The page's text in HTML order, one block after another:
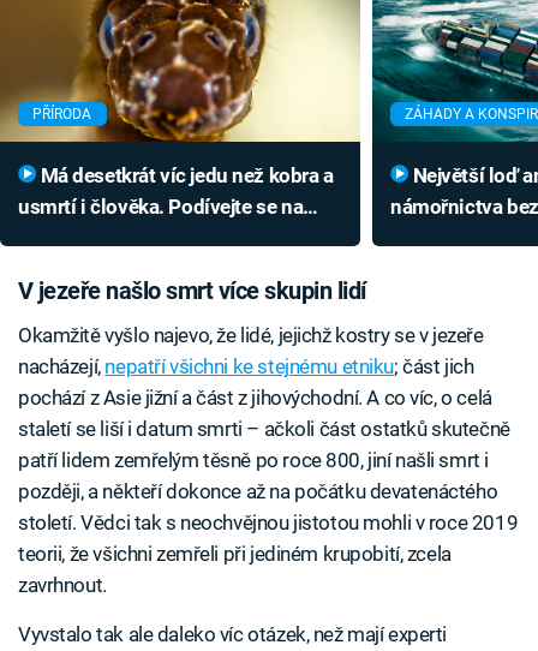
PŘÍRODA
usmrtí i člověka. Podívejte se na
ZÁHADY A
námořnictva
V jezeře našlo smrt více skupin lidí
Okamžitě vyšlo najevo, že lidé, jejichž kostry se v jezeře
nacházejí, nepatří všichni ke stejnému etniku; část jich
pochází z Asie jižní a část z jihovýchodní. A co víc, o celá
staletí se liší i datum smrti – ačkoli část ostatků skutečně
patří lidem zemřelým těsně po roce 800, jiní našli smrt i
později, a někteří dokonce až na počátku devatenáctého
století. Vědci tak s neochvějnou jistotou mohli v roce 2019
teorii, že všichni zemřeli při jediném krupobití, zcela
zavrhnout.
Vyvstalo tak ale daleko víc otázek, než mají experti